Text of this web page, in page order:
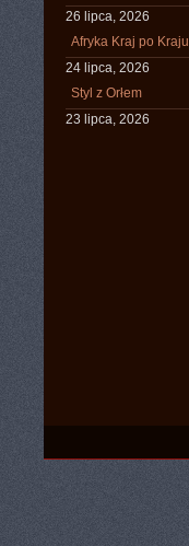
26 lipca, 2026
Afryka Kraj po Kraju
24 lipca, 2026
Styl z Orłem
23 lipca, 2026